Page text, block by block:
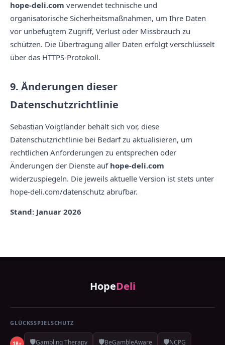
hope-deli.com verwendet technische und
organisatorische Sicherheitsmaßnahmen, um Ihre Daten
vor unbefugtem Zugriff, Verlust oder Missbrauch zu
schützen. Die Übertragung aller Daten erfolgt verschlüsselt
über das HTTPS-Protokoll.
9. Änderungen dieser
Datenschutzrichtlinie
Sebastian Voigtländer behält sich vor, diese
Datenschutzrichtlinie bei Bedarf zu aktualisieren, um
rechtlichen Anforderungen zu entsprechen oder
Änderungen der Dienste auf hope-deli.com
widerzuspiegeln. Die jeweils aktuelle Version ist stets unter
hope-deli.com/datenschutz abrufbar.
Stand: Januar 2026
HopeDeli
GLÜCKSSPIELSCHUTZ
18+ 🛡️Gambling Therapy 🛡️BeGambleAware 🛡️NCPG